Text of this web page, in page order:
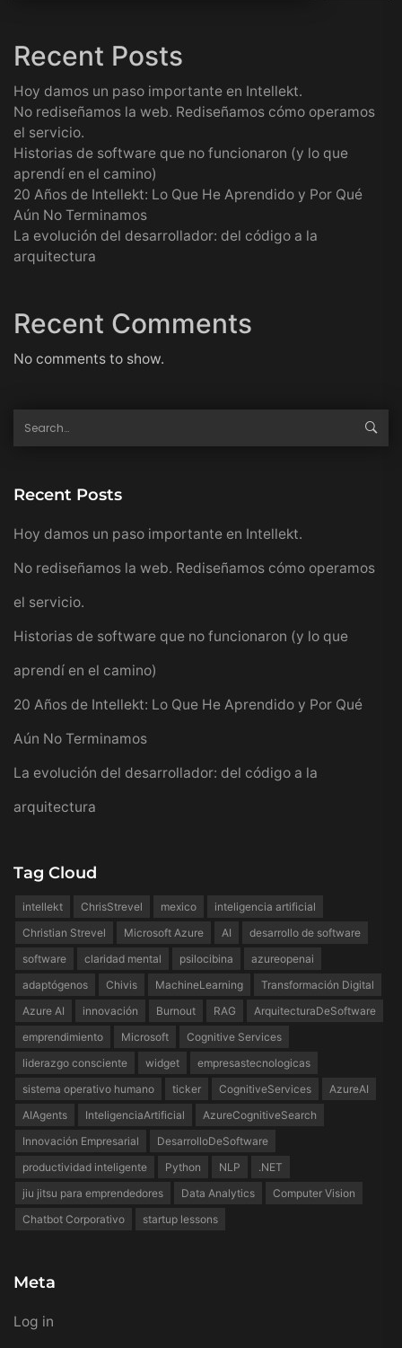
Recent Posts
Hoy damos un paso importante en Intellekt.
No rediseñamos la web. Rediseñamos cómo operamos
el servicio.
Historias de software que no funcionaron (y lo que
aprendí en el camino)
20 Años de Intellekt: Lo Que He Aprendido y Por Qué
Aún No Terminamos
La evolución del desarrollador: del código a la
arquitectura
Recent Comments
No comments to show.
Recent Posts
Hoy damos un paso importante en Intellekt.
No rediseñamos la web. Rediseñamos cómo operamos
el servicio.
Historias de software que no funcionaron (y lo que
aprendí en el camino)
20 Años de Intellekt: Lo Que He Aprendido y Por Qué
Aún No Terminamos
La evolución del desarrollador: del código a la
arquitectura
Tag Cloud
intellekt ChrisStrevel mexico
inteligencia artificial
Christian Strevel
Microsoft Azure AI
desarrollo de software
software
claridad mental psilocibina
azureopenai
adaptógenos
Chivis MachineLearning
Transformación Digital
Azure AI
innovación Burnout RAG
ArquitecturaDeSoftware
emprendimiento
Microsoft
Cognitive Services
liderazgo consciente
widget
empresastecnologicas
sistema operativo humano
ticker CognitiveServices
AzureAI
AIAgents
InteligenciaArtificial
AzureCognitiveSearch
Innovación Empresarial
DesarrolloDeSoftware
productividad inteligente
Python NLP
.NET
jiu jitsu para emprendedores
Data Analytics
Computer Vision
Chatbot Corporativo
startup lessons
Meta
Log in